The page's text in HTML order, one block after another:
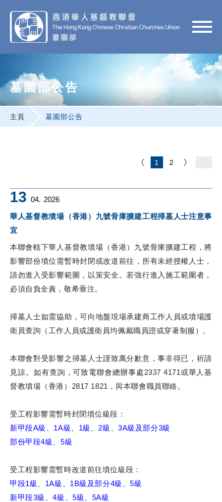
墓園部公告
主頁 墓園部公告
1 2
13 04. 2026
華人基督教墳場（香港）九號骨庫擴建工程掃墓人士注意事
宜
本聯會轄下華人基督教墳場（香港）九號骨庫擴建工程，將
影響部份墳位需暫時封閉或改道前往，所有未經授權人士，
請勿進入受影響範圍，以策安全。若強行進入施工範圍者，
必須自負全責，敬希垂注。
掃墓人士如需協助，可向地盤現場承建商工作人員或墳場護
衛員查詢（工作人員或護衛員均佩戴職員證或穿著制服）。
本聯會對受影響之掃墓人士謹致萬分歉意，事非得已，祈請
見諒。如有查詢，可致電聯會總辦事處2337 4171或華人基
督教墳場（香港）2817 1821，與本聯會職員聯絡。
受工程影響需暫時封閉墳位級段：
新甲段A級、1A級、1級、2級、3A級及部分3級
部份甲段4級、5級
受工程影響需暫時改道前往墳位級段：
甲段1級、1A級、1B級及部分4級、5級
新甲段3級、4級、5級、5A級